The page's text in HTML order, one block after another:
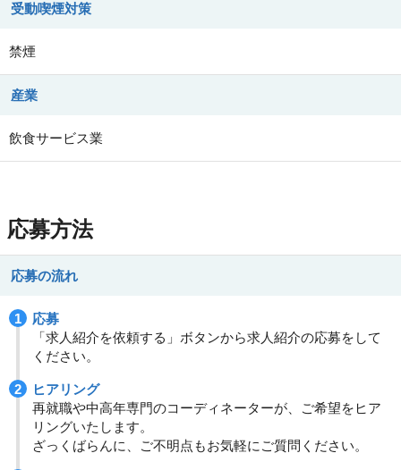
受動喫煙対策
禁煙
産業
飲食サービス業
応募方法
応募の流れ
応募
「求人紹介を依頼する」ボタンから求人紹介の応募をして
ください。
ヒアリング
再就職や中高年専門のコーディネーターが、ご希望をヒア
リングいたします。
ざっくばらんに、ご不明点もお気軽にご質問ください。